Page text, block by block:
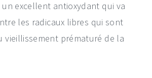
un excellent antioxydant qui va
les radicaux libres qui sont
vieillissement prématuré de la